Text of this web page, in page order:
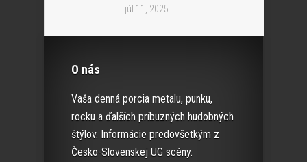
júl 11, 2025
O nás
Vaša denná porcia metalu, punku,
rocku a ďalších príbuzných hudobných
štýlov. Informácie predovšetkým z
Česko-Slovenskej UG scény.